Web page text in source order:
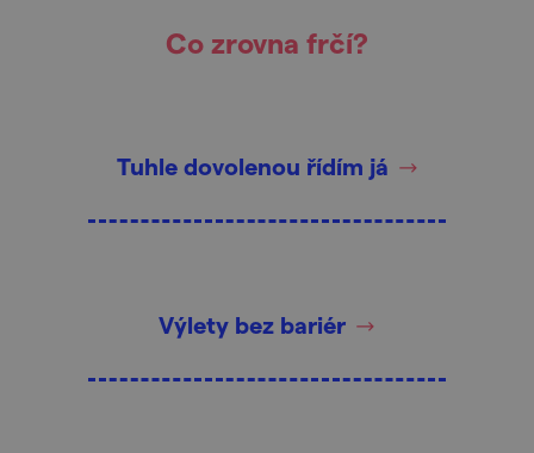
Co zrovna frčí?
Tuhle dovolenou řídím já
Výlety bez bariér